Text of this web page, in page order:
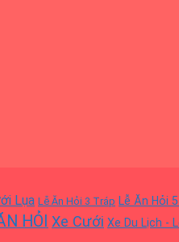
Lụa Lễ Ăn Hỏi 3 Tráp Lễ Ăn Hỏi
HỎI Xe Cưới Xe Du Lịch -